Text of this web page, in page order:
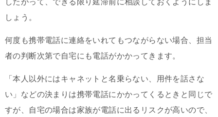
しょう。
何度も携帯電話に連絡をいれてもつながらない場合、担当
者の判断次第で自宅にも電話がかかってきます。
「本人以外にはキャネットと名乗らない、用件を話さな
い」などの決まりは携帯電話にかかってくるときと同じで
すが、自宅の場合は家族が電話に出るリスクが高いので、